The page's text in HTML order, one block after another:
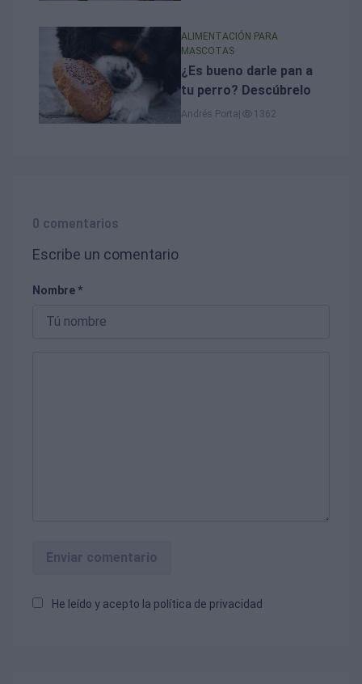
ALIMENTACIÓN PARA
MASCOTAS
¿Es bueno darle pan a
tu perro? Descúbrelo
Andrés Porta 1362
0 comentarios
Escribe un comentario
Nombre *
Enviar comentario
He leído y acepto la política de privacidad